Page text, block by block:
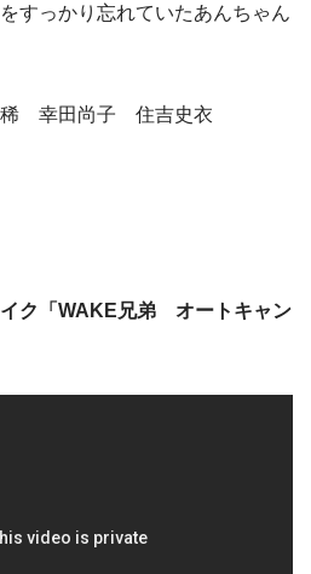
すっかり忘れていたあんちゃん
幸田尚子 住吉史衣
ク「WAKE兄弟 オートキャン